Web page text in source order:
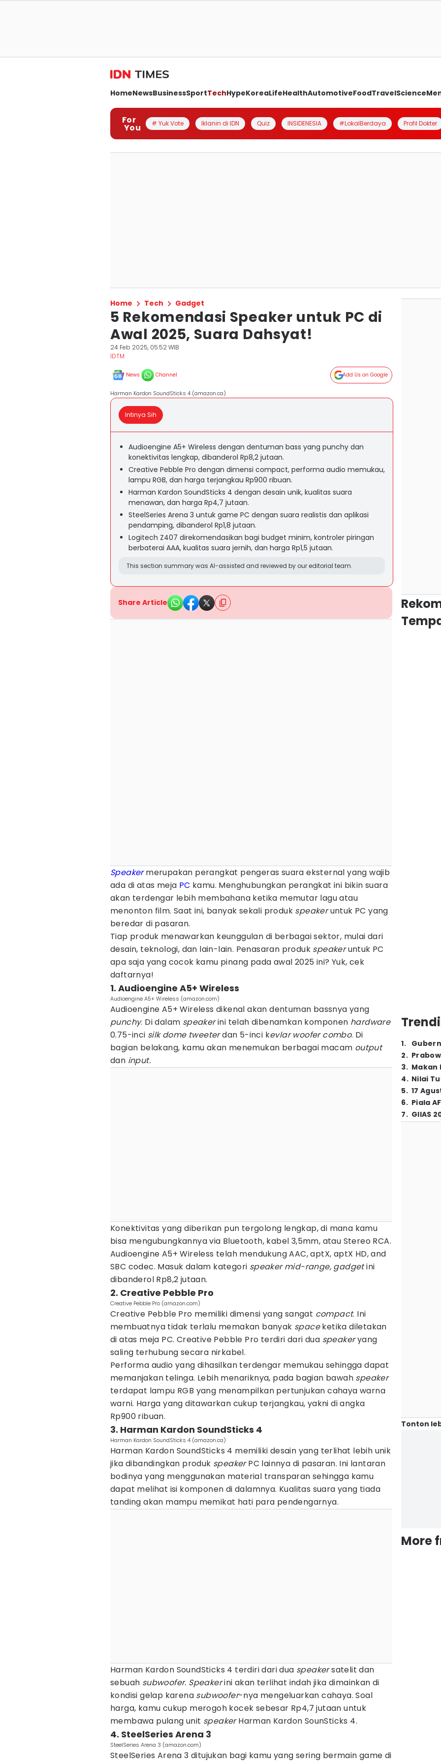
HomeNewsBusinessSportTechHypeKoreaLifeHealthAutomotiveFoodTravelScience
For
You # Yuk Vote Iklanin di IDN Quiz INSIDENESIA #LokalBerdaya Profil Dokter
Home Tech Gadget
5 Rekomendasi Speaker untuk PC di
Awal 2025, Suara Dahsyat!
24 Feb 2025, 05:52 WIB
IDTM
News Channel Add Us on Google
Harman Kardon SoundSticks 4 (amazon.ca)
Intinya Sih
Audioengine A5+ Wireless dengan dentuman bass yang punchy dan
konektivitas lengkap, dibanderol Rp8,2 jutaan.
Creative Pebble Pro dengan dimensi compact, performa audio memukau,
lampu RGB, dan harga terjangkau Rp900 ribuan.
Harman Kardon SoundSticks 4 dengan desain unik, kualitas suara
menawan, dan harga Rp4,7 jutaan.
SteelSeries Arena 3 untuk game PC dengan suara realistis dan aplikasi
pendamping, dibanderol Rp1,8 jutaan.
Logitech Z407 direkomendasikan bagi budget minim, kontroler piringan
berbaterai AAA, kualitas suara jernih, dan harga Rp1,5 jutaan.
This section summary was AI-assisted and reviewed by our editorial team.
Share Article
Speakermerupakan perangkat pengeras suara eksternal yang wajib
ada di atas meja PC kamu. Menghubungkan perangkat ini bikin suara
akan terdengar lebih membahana ketika memutar lagu atau
menonton film. Saat ini, banyak sekali produk speakeruntuk PC yang
beredar di pasaran.
Tiap produk menawarkan keunggulan di berbagai sektor, mulai dari
desain, teknologi, dan lain-lain. Penasaran produk speakeruntuk PC
apa saja yang cocok kamu pinang pada awal 2025 ini? Yuk, cek
daftarnya!
1. Audioengine A5+ Wireless
Audioengine A5+ Wireless (amazon.com)
Audioengine A5+ Wireless dikenal akan dentuman bassnya yang
punchy. Di dalam speakerini telah dibenamkan komponen hardware
0.75-inci silk dome tweeterdan 5-inci kevlar woofer combo. Di
bagian belakang, kamu akan menemukan berbagai macam output
dan input.
Konektivitas yang diberikan pun tergolong lengkap, di mana kamu
bisa mengubungkannya via Bluetooth, kabel 3,5mm, atau Stereo RCA.
Audioengine A5+ Wireless telah mendukung AAC, aptX, aptX HD, and
SBC codec. Masuk dalam kategori speaker mid-range, gadgetini
dibanderol Rp8,2 jutaan.
2. Creative Pebble Pro
Creative Pebble Pro (amazon.com)
Creative Pebble Pro memiliki dimensi yang sangat compact. Ini
membuatnya tidak terlalu memakan banyak spaceketika diletakan
di atas meja PC. Creative Pebble Pro terdiri dari dua speakeryang
saling terhubung secara nirkabel.
Performa audio yang dihasilkan terdengar memukau sehingga dapat
memanjakan telinga. Lebih menariknya, pada bagian bawah speaker
terdapat lampu RGB yang menampilkan pertunjukan cahaya warna
warni. Harga yang ditawarkan cukup terjangkau, yakni di angka
Rp900 ribuan.
3. Harman Kardon SoundSticks 4
Harman Kardon SoundSticks 4 (amazon.ca)
Harman Kardon SoundSticks 4 memiliki desain yang terlihat lebih unik
jika dibandingkan produk speakerPC lainnya di pasaran. Ini lantaran
bodinya yang menggunakan material transparan sehingga kamu
dapat melihat isi komponen di dalamnya. Kualitas suara yang tiada
tanding akan mampu memikat hati para pendengarnya.
Harman Kardon SoundSticks 4 terdiri dari dua speakersatelit dan
sebuah subwoofer. Speakerini akan terlihat indah jika dimainkan di
kondisi gelap karena subwoofer-nya mengeluarkan cahaya. Soal
harga, kamu cukup merogoh kocek sebesar Rp4,7 jutaan untuk
membawa pulang unit speakerHarman Kardon SounSticks 4.
4. SteelSeries Arena 3
SteelSeries Arena 3 (amazon.com)
SteelSeries Arena 3 ditujukan bagi kamu yang sering bermain game di
1.
2.
3. Makan
4. Nilai
5. 17
6. Piala
7. GIIAS
Tonton
More